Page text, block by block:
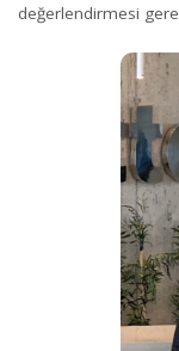
değerlendirmesi